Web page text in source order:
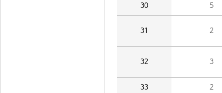
30 5
31 2
32 3
33 2